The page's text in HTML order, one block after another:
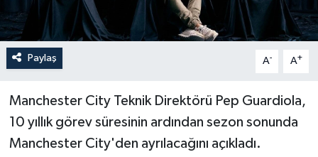
Paylaş A- A+
Manchester City Teknik Direktörü Pep Guardiola,
10 yıllık görev süresinin ardından sezon sonunda
Manchester City'den ayrılacağını açıkladı.
SPOR
YAŞAM